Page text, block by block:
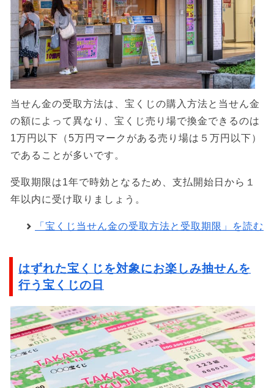
当せん金の受取方法は、宝くじの購入方法と当せん金
の額によって異なり、宝くじ売り場で換金できるのは
1万円以下（5万円マークがある売り場は５万円以下）
であることが多いです。
受取期限は1年で時効となるため、支払開始日から１
年以内に受け取りましょう。
「宝くじ当せん金の受取方法と受取期限」を読む
はずれた宝くじを対象にお楽しみ抽せんを
行う宝くじの日